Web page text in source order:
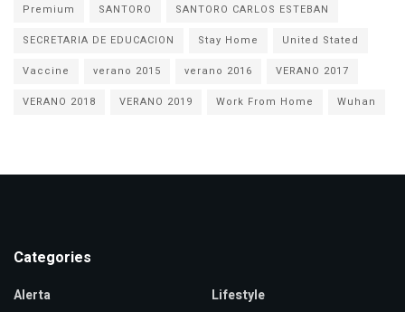
Premium
SANTORO
SANTORO CARLOS ESTEBAN
SECRETARIA DE EDUCACION
Stay Home
United Stated
Vaccine
verano 2015 verano 2016
VERANO 2017
VERANO 2018
VERANO 2019 Work From Home Wuhan
Categories
Alerta
Lifestyle